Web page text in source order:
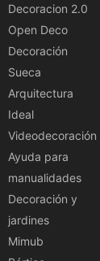
Decoracion 2.0
Open Deco
Decoración
Sueca
Arquitectura
Ideal
Videodecoración
Ayuda para
manualidades
Decoración y
jardines
Mimub